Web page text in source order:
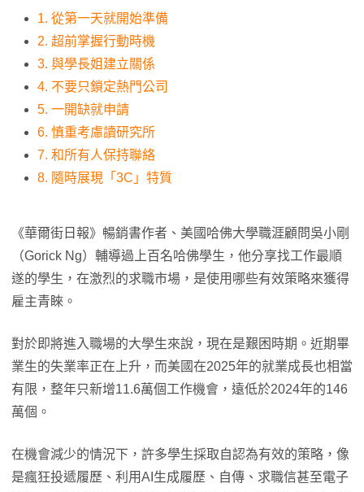
1. 從第一天就開始準備
2. 超前掌握行動時機
3. 與學長姐建立關係
4. 不要只鎖定熱門公司
5. 一開缺就申請
6. 慎重考慮讀研究所
7. 和所有人保持聯絡
8. 隨時展現「3C」特質
《華爾街日報》暢銷書作者、美國哈佛大學職涯顧問吳小剛
（Gorick Ng）輔導過上百名哈佛學生，他分享找工作最順
遂的學生，在激烈的求職市場，是使用哪些有效策略來獲得
雇主青睞。
對於即將進入職場的大學生來說，現在是艱困時期。近期畢
業生的失業率正在上升，而美國在2025年的就業成長也相當
有限，整年只新增11.6萬個工作機會，遠低於2024年的146
萬個。
在機會減少的情況下，許多學生採取自認為有效的策略，像
是瘋狂投遞履歷、利用AI生成履歷、自傳、求職信甚至電子